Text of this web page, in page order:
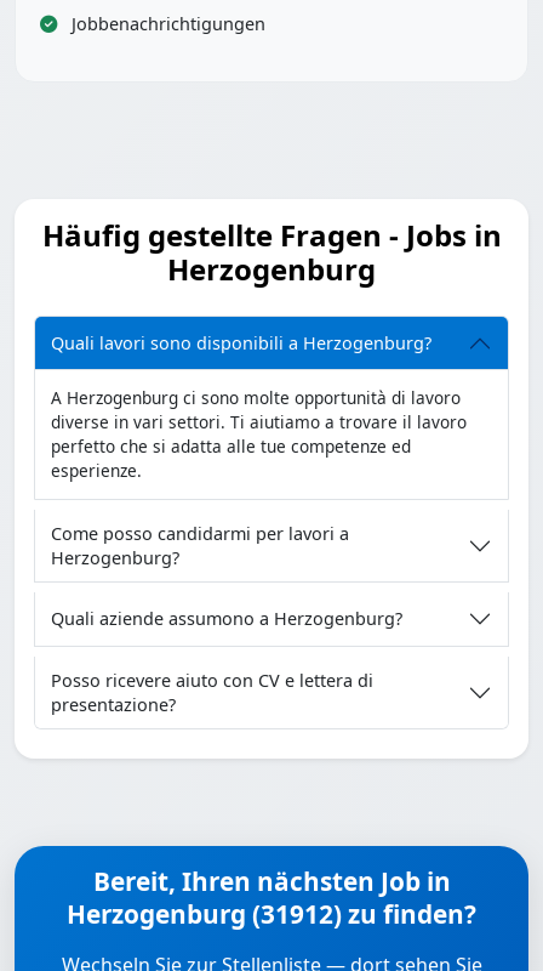
Jobbenachrichtigungen
Häufig gestellte Fragen - Jobs in
Herzogenburg
Quali lavori sono disponibili a Herzogenburg?
A Herzogenburg ci sono molte opportunità di lavoro
diverse in vari settori. Ti aiutiamo a trovare il lavoro
perfetto che si adatta alle tue competenze ed
esperienze.
Come posso candidarmi per lavori a
Herzogenburg?
Quali aziende assumono a Herzogenburg?
Posso ricevere aiuto con CV e lettera di
presentazione?
Bereit, Ihren nächsten Job in
Herzogenburg (31912) zu finden?
Wechseln Sie zur Stellenliste — dort sehen Sie